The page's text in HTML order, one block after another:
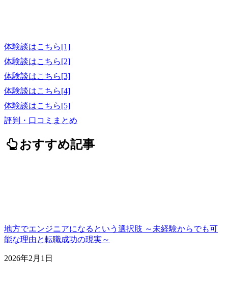
体験談はこちら[1]
体験談はこちら[2]
体験談はこちら[3]
体験談はこちら[4]
体験談はこちら[5]
評判・口コミまとめ
おすすめ記事
地方でエンジニアになるという選択肢 ～未経験からでも可
能な理由と転職成功の現実～
2026年2月1日